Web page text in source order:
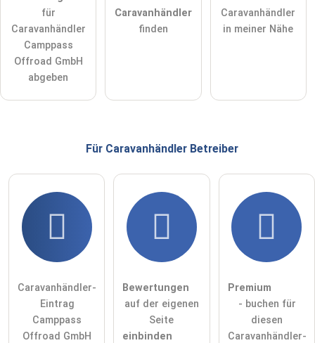
Hinweis: Bitte beachten Sie, öffentliche Fragen sind
für alle
Besucher sichtbar
Klicken Sie hier um eine
Caravanhändler-Eintrag zu stellen
für
Caravanhändler
Camppass
Offroad GmbH
abgeben
Caravanhändler
finden
Caravanhändler
in meiner Nähe
Für Caravanhändler Betreiber
Caravanhändler-
Eintrag
Camppass
Offroad GmbH
Bewertungen
auf der eigenen
Seite
einbinden
Premium
- buchen für
diesen
Caravanhändler-